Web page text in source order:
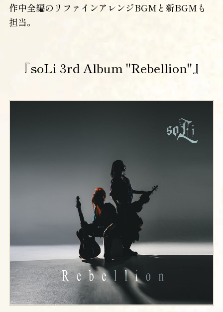
作中全編のリファインアレンジBGMと新BGMも
担当。
『soLi 3rd Album "Rebellion"』